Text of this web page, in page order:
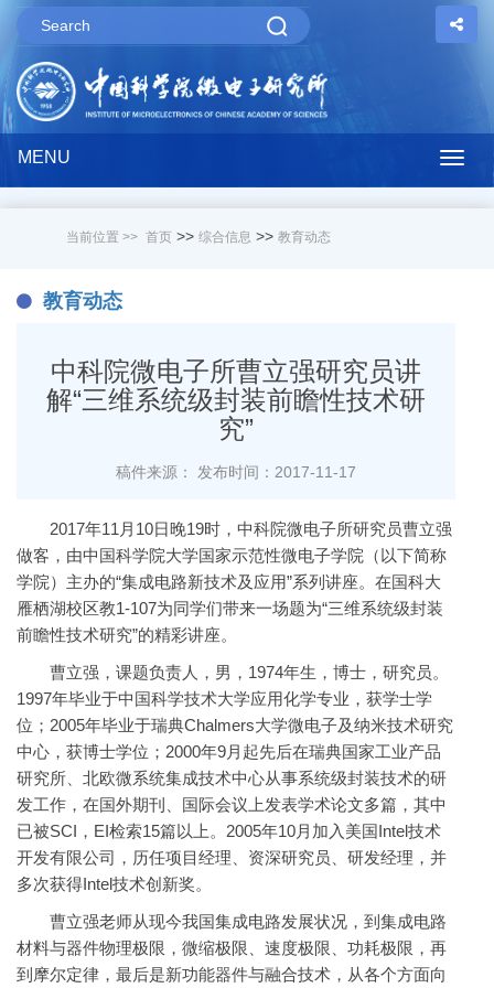
MENU
当前位置 >> 首页 >> 综合信息 >> 教育动态
教育动态
中科院微电子所曹立强研究员讲
解“三维系统级封装前瞻性技术研
究”
稿件来源： 发布时间：2017-11-17
2017年11月10日晚19时，中科院微电子所研究员曹立强
做客，由中国科学院大学国家示范性微电子学院（以下简称
学院）主办的“集成电路新技术及应用”系列讲座。在国科大
雁栖湖校区教1-107为同学们带来一场题为“三维系统级封装
前瞻性技术研究”的精彩讲座。
曹立强，课题负责人，男，1974年生，博士，研究员。
1997年毕业于中国科学技术大学应用化学专业，获学士学
位；2005年毕业于瑞典Chalmers大学微电子及纳米技术研究
中心，获博士学位；2000年9月起先后在瑞典国家工业产品
研究所、北欧微系统集成技术中心从事系统级封装技术的研
发工作，在国外期刊、国际会议上发表学术论文多篇，其中
已被SCI，EI检索15篇以上。2005年10月加入美国Intel技术
开发有限公司，历任项目经理、资深研究员、研发经理，并
多次获得Intel技术创新奖。
曹立强老师从现今我国集成电路发展状况，到集成电路
材料与器件物理极限，微缩极限、速度极限、功耗极限，再
到摩尔定律，最后是新功能器件与融合技术，从各个方面向